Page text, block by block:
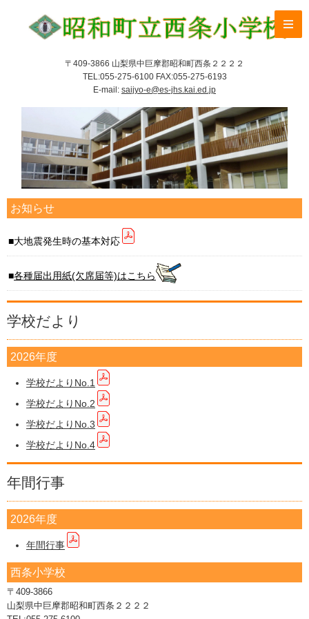
〒409-3866 山梨県中巨摩郡昭和町西条２２２２
TEL:055-275-6100 FAX:055-275-6193
E-mail: saijyo-e@es-jhs.kai.ed.jp
お知らせ
大地震発生時の基本対応
各種届出用紙(欠席届等)はこちら
学校だより
2026年度
学校だよりNo.1
学校だよりNo.2
学校だよりNo.3
学校だよりNo.4
年間行事
2026年度
年間行事
西条小学校
〒409-3866
山梨県中巨摩郡昭和町西条２２２２